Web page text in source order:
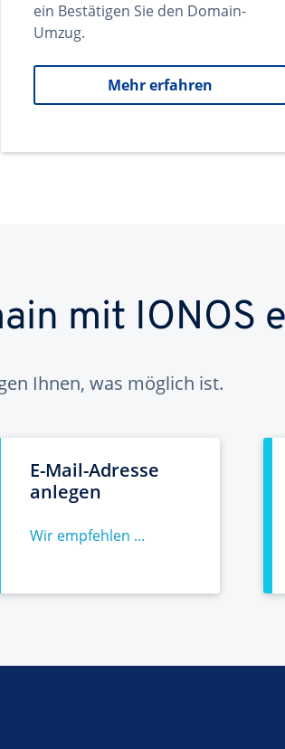
ein Bestätigen Sie den Domain-
Umzug.
Mehr erfahren
mit IONOS
Ihnen, was möglich ist.
E-Mail-Adresse
anlegen
Wir empfehlen ...